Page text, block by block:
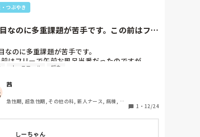
つぶやき
なのに多重課題が苦手です。この前はフリ
なのに多重課題が苦手です。
はフリーで午前お風呂当番だったのですが、
検査出し（ミトン外したら指輪してて取れない＋
り急ました。
しすぎると今度は他のお風呂当番にも迷惑かけ
、自分のやるべき事（その時はお風呂当番）が全
きず、仕事がさばけていないと落ち込みます。
自分の仕事ではないこと＋一筋縄ではいかない事
ナースコール 採血
茜
急性期, 超急性期, その他の科, 新人ナース, 病棟, 一
1 ・ 12/24
しーちゃん